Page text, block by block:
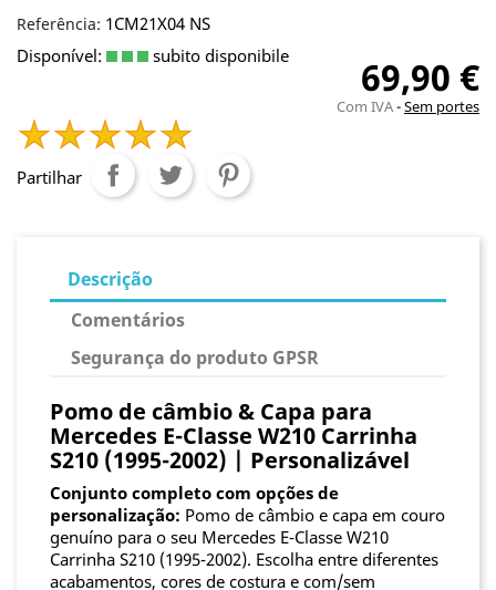
Referência: 1CM21X04 NS
Disponível:
subito disponibile 69,90 €
Com IVA Sem portes
Partilhar
Descrição
Comentários
Segurança do produto GPSR
Pomo de câmbio & Capa para
Mercedes E-Classe W210 Carrinha
S210 (1995-2002) | Personalizável
Conjunto completo com opções de
personalização: Pomo de câmbio e capa em couro
genuíno para o seu Mercedes E-Classe W210
Carrinha S210 (1995-2002). Escolha entre diferentes
acabamentos, cores de costura e com/sem